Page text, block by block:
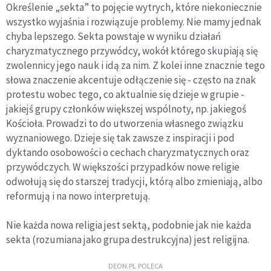
Określenie „sekta” to pojęcie wytrych, które niekoniecznie
wszystko wyjaśnia i rozwiązuje problemy. Nie mamy jednak
chyba lepszego. Sekta powstaje w wyniku działań
charyzmatycznego przywódcy, wokół którego skupiają się
zwolennicy jego nauk i idą za nim. Z kolei inne znacznie tego
słowa znaczenie akcentuje odłączenie się - często na znak
protestu wobec tego, co aktualnie się dzieje w grupie -
jakiejś grupy członków większej wspólnoty, np. jakiegoś
Kościoła. Prowadzi to do utworzenia własnego związku
wyznaniowego. Dzieje się tak zawsze z inspiracji i pod
dyktando osobowości o cechach charyzmatycznych oraz
przywódczych. W większości przypadków nowe religie
odwołują się do starszej tradycji, którą albo zmieniają, albo
reformują i na nowo interpretują.
Nie każda nowa religia jest sektą, podobnie jak nie każda
sekta (rozumiana jako grupa destrukcyjna) jest religijna.
DEON.PL POLECA